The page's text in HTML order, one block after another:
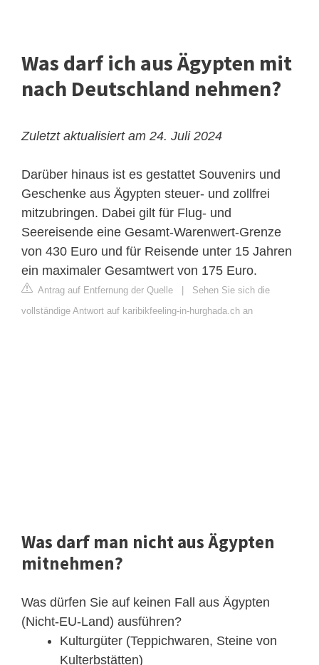
Was darf ich aus Ägypten mit
nach Deutschland nehmen?
Zuletzt aktualisiert am 24. Juli 2024
Darüber hinaus ist es gestattet Souvenirs und
Geschenke aus Ägypten steuer- und zollfrei
mitzubringen. Dabei gilt für Flug- und
Seereisende eine Gesamt-Warenwert-Grenze
von 430 Euro und für Reisende unter 15 Jahren
ein maximaler Gesamtwert von 175 Euro.
Antrag auf Entfernung der Quelle
Sehen Sie sich die
vollständige Antwort auf karibikfeeling-in-hurghada.ch an
Was darf man nicht aus Ägypten
mitnehmen?
Was dürfen Sie auf keinen Fall aus Ägypten
(Nicht-EU-Land) ausführen?
Kulturgüter (Teppichwaren, Steine von
Kulterbstätten)